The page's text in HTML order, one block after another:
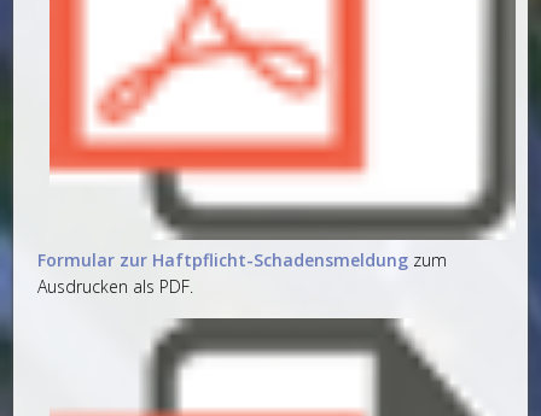
Formular zur Haftpflicht-Schadensmeldung zum
Ausdrucken als PDF.